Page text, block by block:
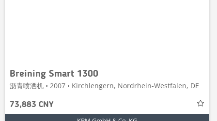
Breining Smart 1300
沥青喷洒机 • 2007 • Kirchlengern, Nordrhein-Westfalen, DE
73,883 CNY